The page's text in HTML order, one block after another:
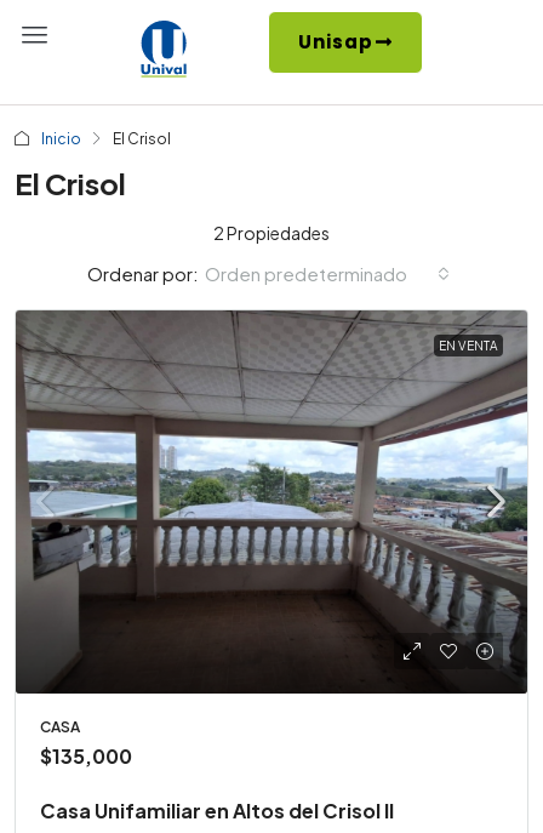
Unisap
Inicio El Crisol
El Crisol
2 Propiedades
Ordenar por: Orden predeterminado
EN VENTA
CASA
$135,000
Casa Unifamiliar en Altos del Crisol II